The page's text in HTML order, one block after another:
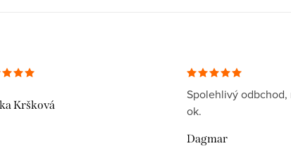
Kršková
Spolehlivý
ok.
Dagmar